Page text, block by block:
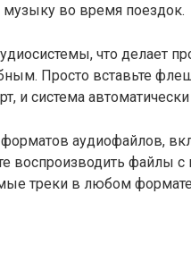
во время поездок.
что делает
Просто вставьте
и система автоматически
аудиофайлов,
воспроизводить файлы
треки в любом